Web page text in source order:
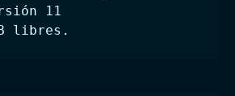
11
libres.